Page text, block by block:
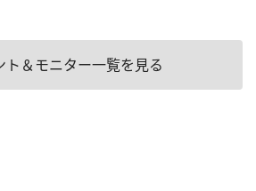
ト＆モニター一覧を見る